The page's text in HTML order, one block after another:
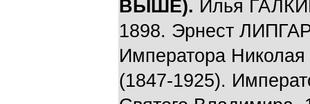
ВЫШЕ). Илья
1898. Эрнест
Императора
(1847-1925).